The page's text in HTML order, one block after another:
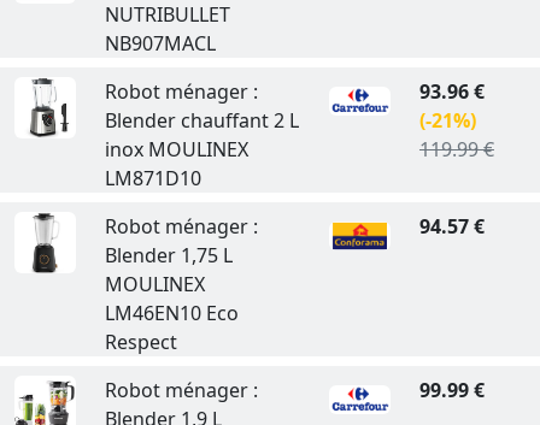
NUTRIBULLET
NB907MACL
Robot ménager :
Blender chauffant 2 L
inox MOULINEX
LM871D10
93.96 €
(-21%)
119.99 €
Robot ménager :
Blender 1,75 L
MOULINEX
LM46EN10 Eco
Respect
94.57 €
Robot ménager :
Blender 1,9 L
99.99 €